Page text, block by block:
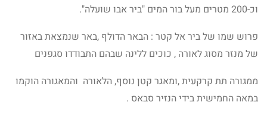
וכ-200 מטרים מעל בור המים "ביר אבו שועלה".
פרוש שמו של ביר אל קטר : הבאר הדולף ,באר שנמצאת באזור
של מנזר מסוג לאורה , כוכים ללינה שבהם התבודדו סגפנים
ממגורה תת קרקעית ,ומאגר קטן נוסף, הלאורה והמאגורה הוקמו
במאה החמישית בידי הנזיר סבאס .